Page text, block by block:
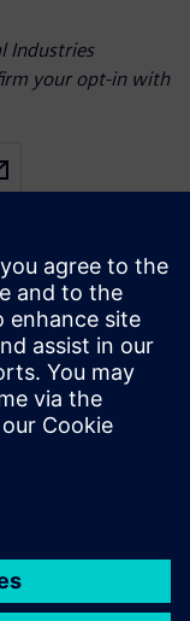
Industries
your opt-in with